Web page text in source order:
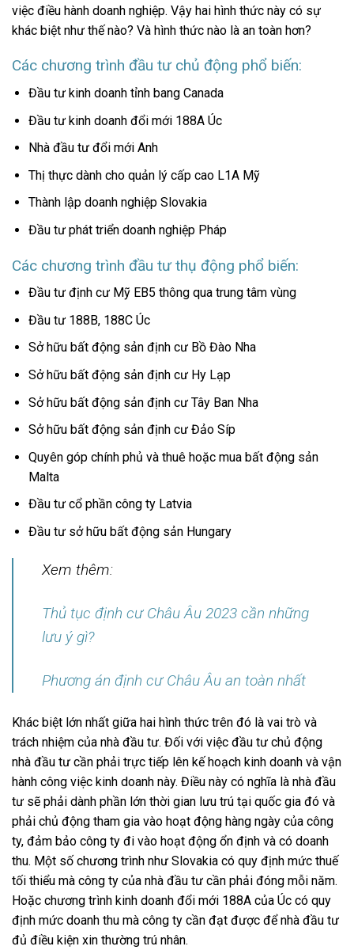
việc điều hành doanh nghiệp. Vậy hai hình thức này có sự
khác biệt như thế nào? Và hình thức nào là an toàn hơn?
Các chương trình đầu tư chủ động phổ biến:
Đầu tư kinh doanh tỉnh bang Canada
Đầu tư kinh doanh đổi mới 188A Úc
Nhà đầu tư đổi mới Anh
Thị thực dành cho quản lý cấp cao L1A Mỹ
Thành lập doanh nghiệp Slovakia
Đầu tư phát triển doanh nghiệp Pháp
Các chương trình đầu tư thụ động phổ biến:
Đầu tư định cư Mỹ EB5 thông qua trung tâm vùng
Đầu tư 188B, 188C Úc
Sở hữu bất động sản định cư Bồ Đào Nha
Sở hữu bất động sản định cư Hy Lạp
Sở hữu bất động sản định cư Tây Ban Nha
Sở hữu bất động sản định cư Đảo Síp
Quyên góp chính phủ và thuê hoặc mua bất động sản
Malta
Đầu tư cổ phần công ty Latvia
Đầu tư sở hữu bất động sản Hungary
Xem thêm:
Thủ tục định cư Châu Âu 2023 cần những
lưu ý gì?
Phương án định cư Châu Âu an toàn nhất
Khác biệt lớn nhất giữa hai hình thức trên đó là vai trò và
trách nhiệm của nhà đầu tư. Đối với việc đầu tư chủ động
nhà đầu tư cần phải trực tiếp lên kế hoạch kinh doanh và vận
hành công việc kinh doanh này. Điều này có nghĩa là nhà đầu
tư sẽ phải dành phần lớn thời gian lưu trú tại quốc gia đó và
phải chủ động tham gia vào hoạt động hàng ngày của công
ty, đảm bảo công ty đi vào hoạt động ổn định và có doanh
thu. Một số chương trình như Slovakia có quy định mức thuế
tối thiểu mà công ty của nhà đầu tư cần phải đóng mỗi năm.
Hoặc chương trình kinh doanh đổi mới 188A của Úc có quy
định mức doanh thu mà công ty cần đạt được để nhà đầu tư
đủ điều kiện xin thường trú nhân.